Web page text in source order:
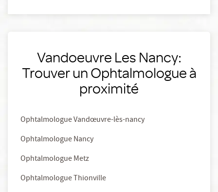
Vandoeuvre Les Nancy:
Trouver un Ophtalmologue à
proximité
Ophtalmologue Vandœuvre-lès-nancy
Ophtalmologue Nancy
Ophtalmologue Metz
Ophtalmologue Thionville